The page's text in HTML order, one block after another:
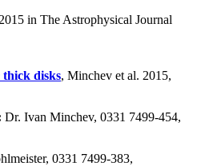
in The Astrophysical Journal
thick disks, Minchev et al. 2015,
Dr. Ivan Minchev, 0331 7499-454,
0331 7499-383,